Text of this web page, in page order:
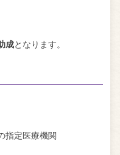
成となります。
定医療機関